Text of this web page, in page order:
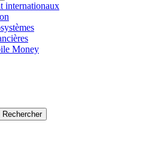
internationaux
Money
Rechercher